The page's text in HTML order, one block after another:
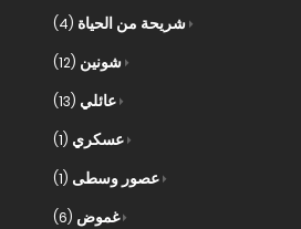
شريحة من الحياة (4)
شونين (12)
عائلي (13)
عسكري (1)
عصور وسطى (1)
غموض (6)